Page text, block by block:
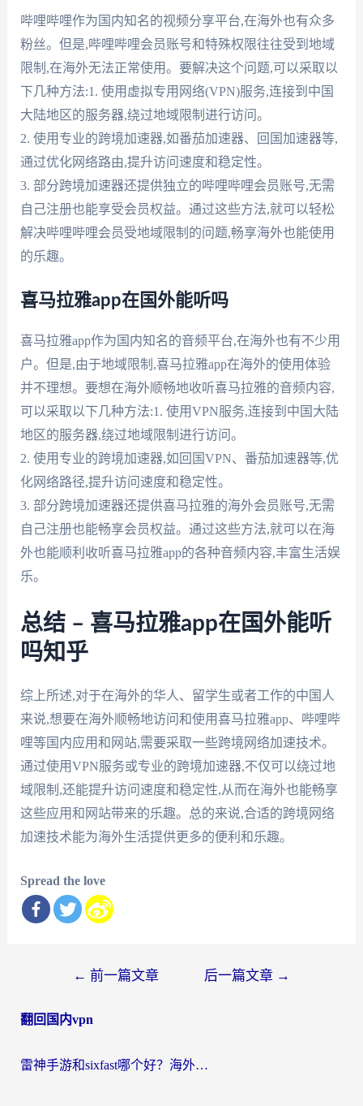
哔哩哔哩作为国内知名的视频分享平台,在海外也有众多
粉丝。但是,哔哩哔哩会员账号和特殊权限往往受到地域
限制,在海外无法正常使用。要解决这个问题,可以采取以
下几种方法:1. 使用虚拟专用网络(VPN)服务,连接到中国
大陆地区的服务器,绕过地域限制进行访问。
2. 使用专业的跨境加速器,如番茄加速器、回国加速器等,
通过优化网络路由,提升访问速度和稳定性。
3. 部分跨境加速器还提供独立的哔哩哔哩会员账号,无需
自己注册也能享受会员权益。通过这些方法,就可以轻松
解决哔哩哔哩会员受地域限制的问题,畅享海外也能使用
的乐趣。
喜马拉雅app在国外能听吗
喜马拉雅app作为国内知名的音频平台,在海外也有不少用
户。但是,由于地域限制,喜马拉雅app在海外的使用体验
并不理想。要想在海外顺畅地收听喜马拉雅的音频内容,
可以采取以下几种方法:1. 使用VPN服务,连接到中国大陆
地区的服务器,绕过地域限制进行访问。
2. 使用专业的跨境加速器,如回国VPN、番茄加速器等,优
化网络路径,提升访问速度和稳定性。
3. 部分跨境加速器还提供喜马拉雅的海外会员账号,无需
自己注册也能畅享会员权益。通过这些方法,就可以在海
外也能顺利收听喜马拉雅app的各种音频内容,丰富生活娱
乐。
总结 – 喜马拉雅app在国外能听
吗知乎
综上所述,对于在海外的华人、留学生或者工作的中国人
来说,想要在海外顺畅地访问和使用喜马拉雅app、哔哩哔
哩等国内应用和网站,需要采取一些跨境网络加速技术。
通过使用VPN服务或专业的跨境加速器,不仅可以绕过地
域限制,还能提升访问速度和稳定性,从而在海外也能畅享
这些应用和网站带来的乐趣。总的来说,合适的跨境网络
加速技术能为海外生活提供更多的便利和乐趣。
Spread the love
导
← 前一篇文章 后一篇文章 →
翻回国内vpn
雷神手游和sixfast哪个好？海外党亲测3款回国加速器，教你选对不踩坑